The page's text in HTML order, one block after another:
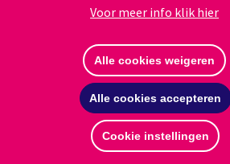
Voor meer info klik hier
Alle cookies weigeren
Alle cookies accepteren
Cookie instellingen
Afmelden nieuwsbrief
© Copyright 2026 Stichting Aan de Slinger
Website by The Cre8ion.Lab